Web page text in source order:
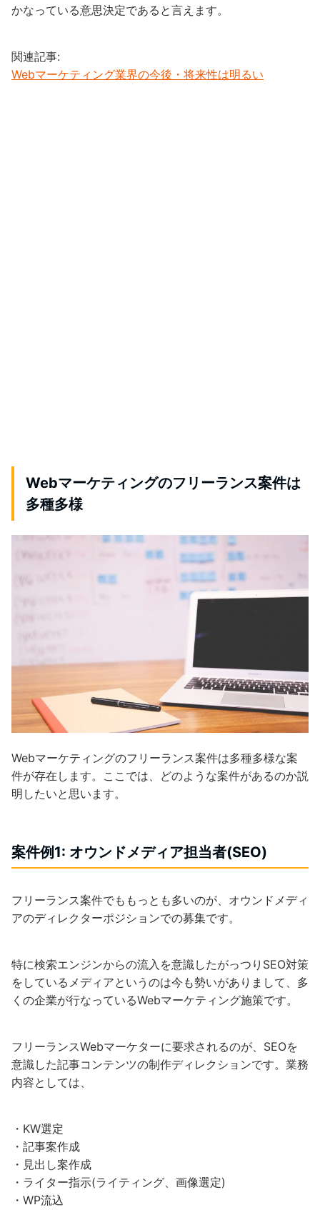
かなっている意思決定であると言えます。
関連記事:
Webマーケティング業界の今後・将来性は明るい
Webマーケティングのフリーランス案件は
多種多様
Webマーケティングのフリーランス案件は多種多様な案
件が存在します。ここでは、どのような案件があるのか説
明したいと思います。
案件例1: オウンドメディア担当者(SEO)
フリーランス案件でももっとも多いのが、オウンドメディ
アのディレクターポジションでの募集です。
特に検索エンジンからの流入を意識したがっつりSEO対策
をしているメディアというのは今も勢いがありまして、多
くの企業が行なっているWebマーケティング施策です。
フリーランスWebマーケターに要求されるのが、SEOを
意識した記事コンテンツの制作ディレクションです。業務
内容としては、
・KW選定
・記事案作成
・見出し案作成
・ライター指示(ライティング、画像選定)
・WP流込